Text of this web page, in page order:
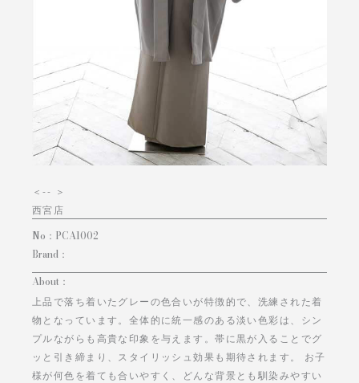
＜-- ＞
西宮店
No： PCA1002
Brand：
About：
上品で落ち着いたグレーの色合いが特徴的で、洗練された着
物となっています。全体的に統一感のある淡い色彩は、シン
プルながらも高貴な印象を与えます。帯に黒が入ることでグ
ッと引き締まり、スタイリッシュ効果も期待されます。 お子
様が何色を着ても合いやすく、どんな背景とも馴染みやすい